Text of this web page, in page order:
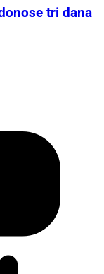
tri dana